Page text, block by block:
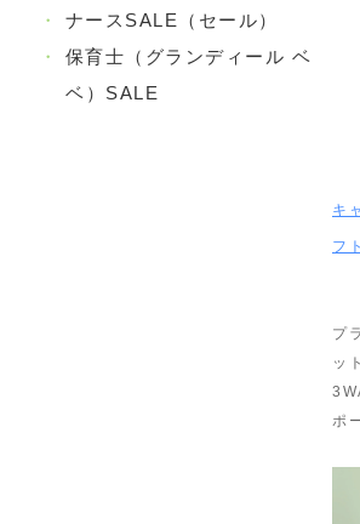
・
ナースSALE（セール）
・
保育士（グランディール ベ
ベ）SALE
キ
フ
プ
ッ
ポ